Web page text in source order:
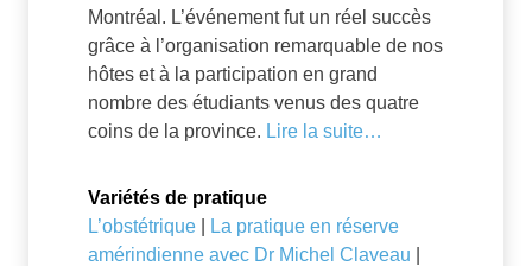
Montréal. L’événement fut un réel succès
grâce à l’organisation remarquable de nos
hôtes et à la participation en grand
nombre des étudiants venus des quatre
coins de la province. Lire la suite…
Variétés de pratique
L’obstétrique
La pratique en réserve
amérindienne avec Dr Michel Claveau